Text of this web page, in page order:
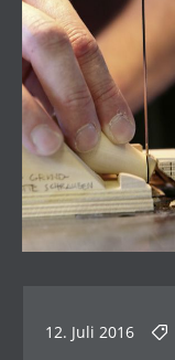
12. Juli 2016